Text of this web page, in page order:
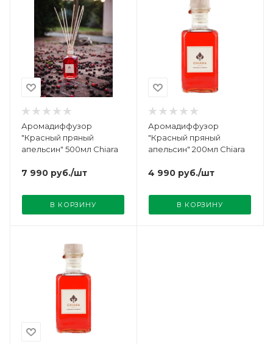
Аромадиффузор
"Красный пряный
апельсин" 500мл Chiara
7 990 руб./шт
В КОРЗИНУ
Аромадиффузор
"Красный пряный
апельсин" 200мл Chiara
4 990 руб./шт
В КОРЗИНУ